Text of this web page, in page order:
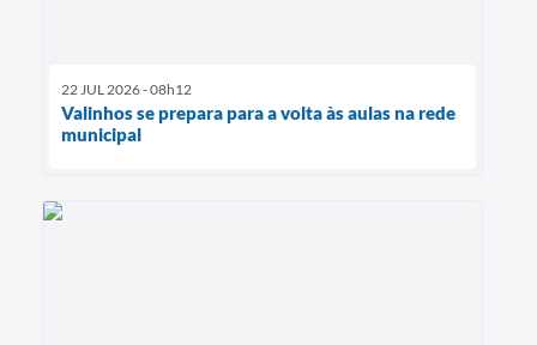
22 JUL 2026 - 08h12
Valinhos se prepara para a volta às aulas na rede
municipal